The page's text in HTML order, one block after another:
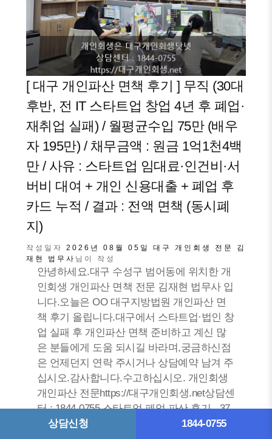
상담신청 1844-0755
[ 대구 개인파산 면책 후기 ] 무직 (30대
후반, 전 IT 스타트업 창업 4년 후 폐업·
재취업 실패) / 월평균수입 75만 (배우
자 195만) / 채무금액 : 원금 1억1천4백
만 / 사유 : 스타트업 임대료·인건비·서
버비 대여 + 개인 신용대출 + 폐업 후
카드 누적 / 결과 : 전액 면책 (동시폐
지)
작성일자 2026년 08월 05일
대구 개인회생 전문 김
재현 법무사 님이 작성
안녕하세요.대구 수성구 범어동에 위치한 개
인회생 개인파산 면책 전문 김재현 법무사 입
니다.오늘은 OO 대구지방법원 개인파산 면
책 후기 올립니다.대구에서 스타트업·법인 창
업 실패 후 개인파산 면책 준비하고 계신 많
은 분들에게 도움 되시길 바라며,궁금하신점
은 언제던지 연락 주시거나 상담예약 남겨 주
십시오.감사합니다.수고하십시오. 개인회생
개인파산 전문https://대구개인회생.net상담센
터 : 1844-0755 스타트업 폐업 파산 후기 - 37
세 창업 4년 실패...